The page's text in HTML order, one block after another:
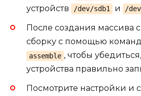
устройств
/dev/sdb1 и /
После создания массива
сборку с помощью
assemble , чтобы
устройства правильно
Посмотрите настройки и